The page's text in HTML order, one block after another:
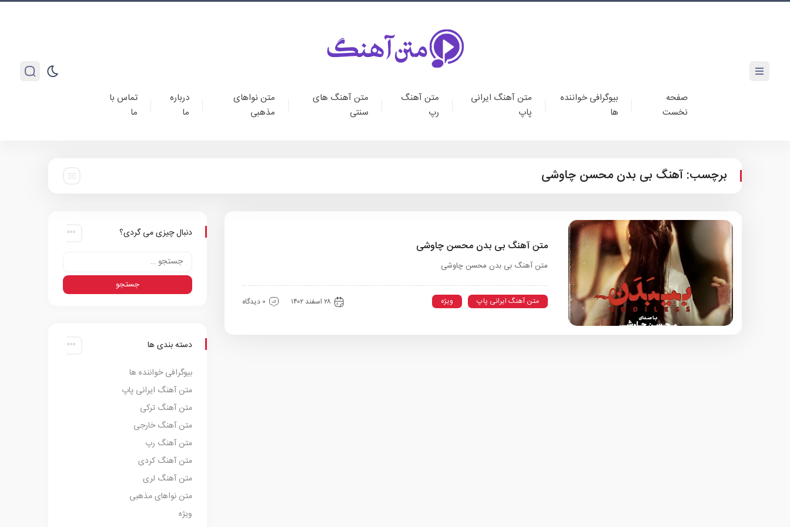
صفحه
نخست
بیوگرافی خواننده
ها
متن آهنگ ایرانی
پاپ
متن آهنگ
رپ
متن آهنگ های
سنتی
متن نواهای
مذهبی
درباره
ما
تماس با
ما
برچسب: آهنگ بی بدن محسن چاوشی
متن آهنگ بی بدن محسن چاوشی
متن آهنگ بی بدن محسن چاوشی
متن آهنگ ایرانی پاپ ویژه ۲۸ اسفند ۱۴۰۲ 0 دیدگاه
دنبال چیزی می گردی؟
دسته بندی ها
بیوگرافی خواننده ها
متن آهنگ ایرانی پاپ
متن آهنگ ترکی
متن آهنگ خارجی
متن آهنگ رپ
متن آهنگ کردی
متن آهنگ لری
متن نواهای مذهبی
ویژه